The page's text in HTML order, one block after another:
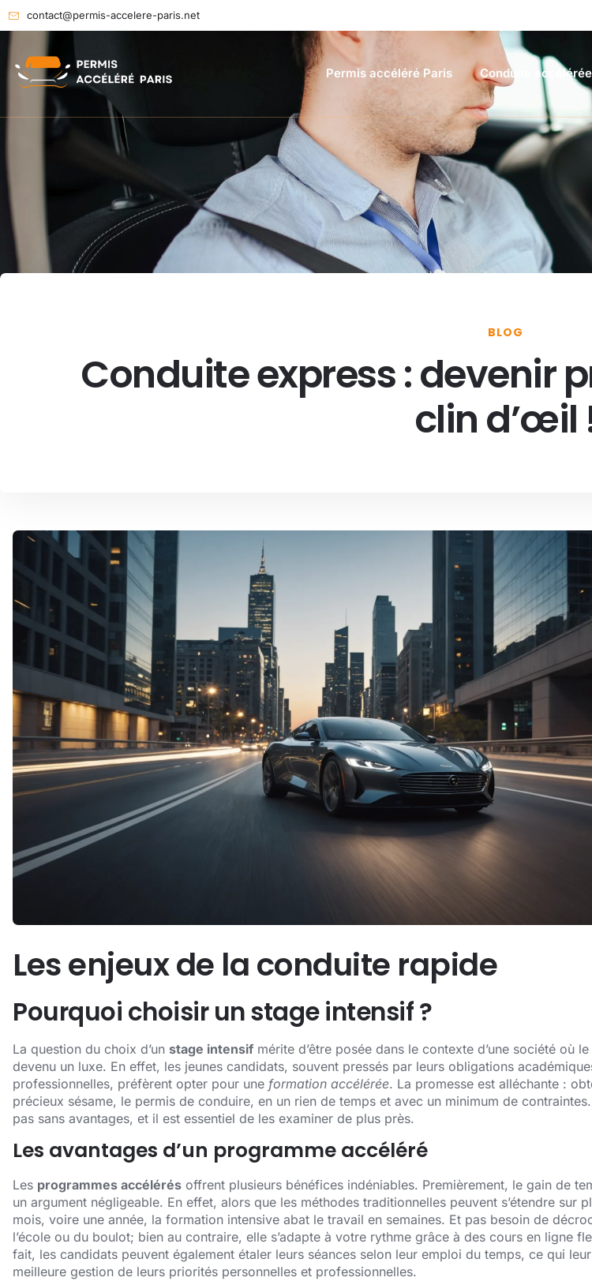
contact@permis-accelere-paris.net
Permis accéléré Paris Conduite
BLOG
Conduite express : devenir
clin d’œil
Les enjeux de la conduite rapide
Pourquoi choisir un stage intensif ?
La question du choix d’un stage intensif mérite d’être posée dans le contexte d’une société où
devenu un luxe. En effet, les jeunes candidats, souvent pressés par leurs obligations
professionnelles, préfèrent opter pour une formation accélérée. La promesse est alléchante :
précieux sésame, le permis de conduire, en un rien de temps et avec un minimum de contraintes.
pas sans avantages, et il est essentiel de les examiner de plus près.
Les avantages d’un programme accéléré
Les programmes accélérés offrent plusieurs bénéfices indéniables. Premièrement, le gain de
un argument négligeable. En effet, alors que les méthodes traditionnelles peuvent s’étendre sur
mois, voire une année, la formation intensive abat le travail en semaines. Et pas besoin de
l’école ou du boulot; bien au contraire, elle s’adapte à votre rythme grâce à des cours en ligne
fait, les candidats peuvent également étaler leurs séances selon leur emploi du temps, ce qui
meilleure gestion de leurs priorités personnelles et professionnelles.